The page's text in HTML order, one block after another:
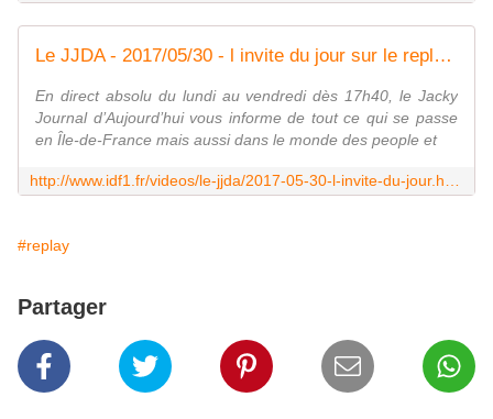
Le JJDA - 2017/05/30 - l invite du jour sur le replay IDF1 - IDF1
En direct absolu du lundi au vendredi dès 17h40, le Jacky
Journal d’Aujourd’hui vous informe de tout ce qui se passe
en Île-de-France mais aussi dans le monde des people et
#replay
Partager